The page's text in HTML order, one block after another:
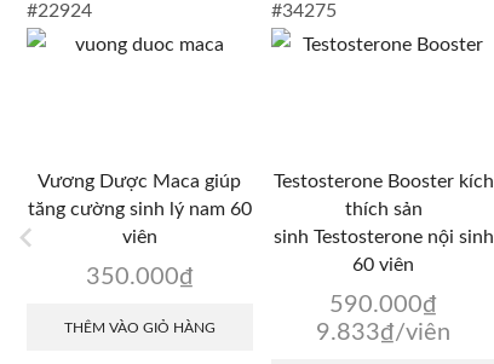
#22924
Vương Dược Maca giúp
tăng cường sinh lý nam 60
viên
350.000₫
THÊM VÀO GIỎ HÀNG
#34275
Testosterone Booster kích
thích sản
sinh Testosterone nội sinh
60 viên
590.000₫
9.833₫/viên